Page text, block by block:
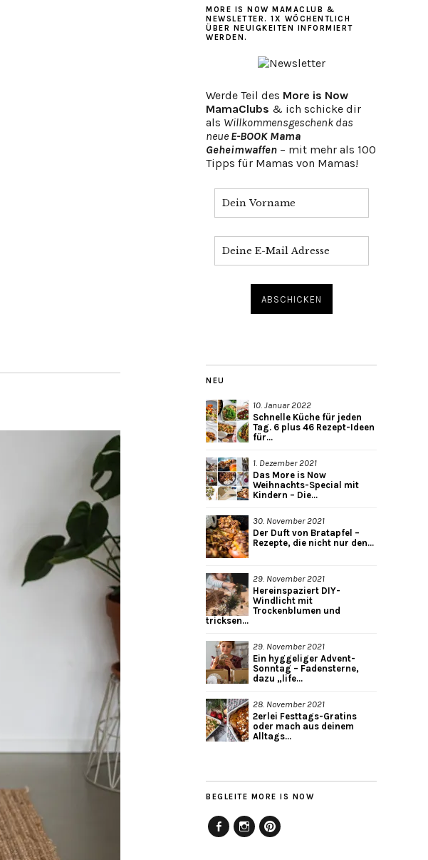
MORE IS NOW MAMACLUB &
NEWSLETTER. 1X WÖCHENTLICH
ÜBER NEUIGKEITEN INFORMIERT
WERDEN.
Werde Teil des More is Now
MamaClubs & ich schicke dir
als Willkommensgeschenk das
neue E-BOOK Mama
Geheimwaffen – mit mehr als 100
Tipps für Mamas von Mamas!
NEU
10. Januar 2022
Schnelle Küche für jeden
Tag. 6 plus 46 Rezept-Ideen
für...
1. Dezember 2021
Das More is Now
Weihnachts-Special mit
Kindern – Die...
30. November 2021
Der Duft von Bratapfel –
Rezepte, die nicht nur den...
29. November 2021
Hereinspaziert DIY-
Windlicht mit
Trockenblumen und
tricksen...
29. November 2021
Ein hyggeliger Advent-
Sonntag – Fadensterne,
dazu „life...
28. November 2021
2erlei Festtags-Gratins
oder mach aus deinem
Alltags...
BEGLEITE MORE IS NOW